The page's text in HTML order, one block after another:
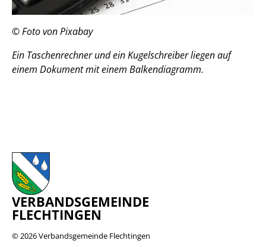
© Foto von Pixabay
Ein Taschenrechner und ein Kugelschreiber liegen auf
einem Dokument mit einem Balkendiagramm.
VERBANDSGEMEINDE
FLECHTINGEN
© 2026Verbandsgemeinde Flechtingen